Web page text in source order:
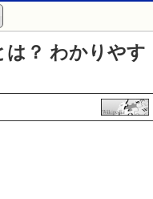
は？ わかりやす